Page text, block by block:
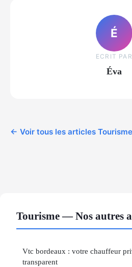
É
ECRIT PAR
Éva
← Voir tous les articles Tourisme
Tourisme — Nos autres
Vtc bordeaux : votre chauffeur
transparent